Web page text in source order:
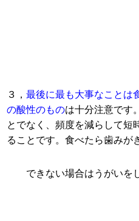
３，最後に最も大事なことは
の酸性のものは十分注意です
とでなく、頻度を減らして短
ることです。食べたら歯みが
できない場合はうがいをし